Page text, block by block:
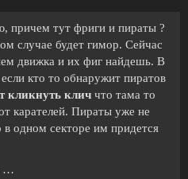
причем тут фриги и пираты ?
случае будет гимор. Сейчас
движка и их фиг найдешь. В
кто то обнаружит пиратов
кликнуть клич что тама то
карателей. Пираты уже не
в одном секторе им придется
…